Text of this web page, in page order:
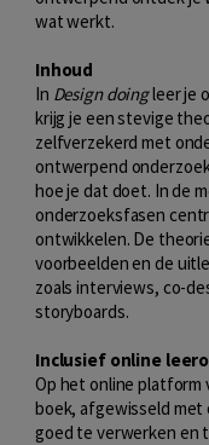
wat werkt.
Inhoud
In Design doingleer je
krijg je een stevige
zelfverzekerd met
ontwerpend
hoe je dat doet. In de
onderzoeksfasen
ontwikkelen. De
voorbeelden en de
zoals interviews, co-
storyboards.
Inclusief online
Op het online platform
boek, afgewisseld met
goed te verwerken en